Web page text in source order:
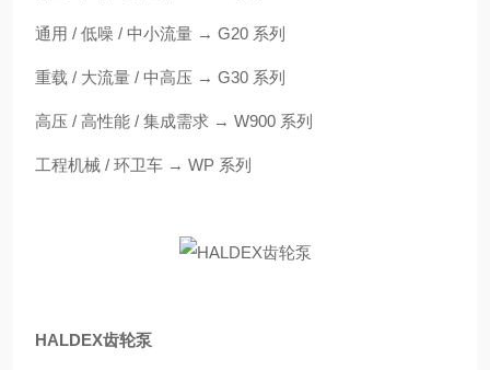
通用 / 低噪 / 中小流量 → G20 系列
重载 / 大流量 / 中高压 → G30 系列
高压 / 高性能 / 集成需求 → W900 系列
工程机械 / 环卫车 → WP 系列
HALDEX齿轮泵